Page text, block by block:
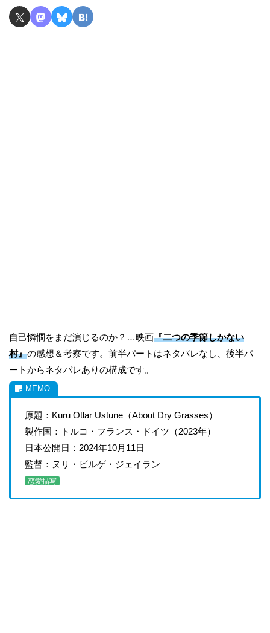
自己憐憫をまだ演じるのか？…映画『二つの季節しかない
村』の感想＆考察です。前半パートはネタバレなし、後半パ
ートからネタバレありの構成です。
原題：Kuru Otlar Ustune（About Dry Grasses）
製作国：トルコ・フランス・ドイツ（2023年）
日本公開日：2024年10月11日
監督：ヌリ・ビルゲ・ジェイラン
恋愛描写